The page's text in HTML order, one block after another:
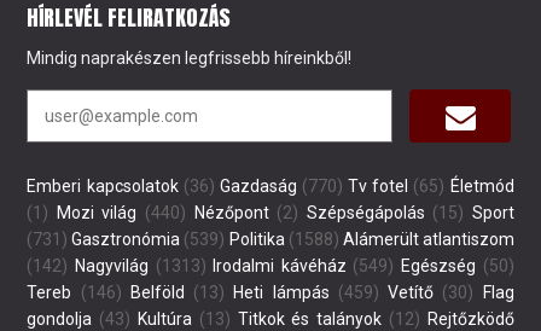
HÍRLEVÉL FELIRATKOZÁS
Mindig naprakészen legfrissebb híreinkből!
Emberi kapcsolatok(36) Gazdaság (770) Tv fotel (65) Életmód
(1)
Mozi világ (440) Nézőpont(2) Szépségápolás (15) Sport
(731) Gasztronómia (539) Politika (1588) Alámerült atlantiszom
(142) Nagyvilág (1313) Irodalmi kávéház (549) Egészség (50)
Tereb (146) Belföld (13) Heti lámpás (459) Vetítő (30)
Flag
gondolja (43) Kultúra (13) Titkok és talányok (12) Rejtőzködő